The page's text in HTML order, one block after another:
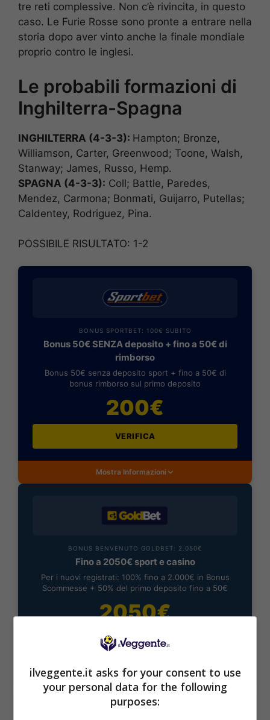
tre reti complessive. Non c’è rivincita, in questo
caso. Le Furie Rosse sono pronte a entrare nella
storia dopo aver vinto anche la finale mondiale
proprio contro le inglesi.
Le probabili formazioni di
Inghilterra-Spagna
INGHILTERRA (4-3-3): Hampton; Bronze,
Williamson, Carter, Greenwood; Toone, Walsh,
Stanway; James, Russo, Hemp.
SPAGNA (4-3-3): Coll; Battle, Paredes,
Mendez, Carmona; Bonmati, Guijarro, Putellas;
Caldentey, Rodriguez, Pina.
POSSIBILE RISULTATO: 1-2
BONUS SPORTBET: 100€ SUBITO
Bonus 50€ SENZA deposito + fino a 50€ di
rimborso
Bonus 50€ senza deposito sport + fino a 50€ di
bonus rimborso sul primo deposito
200€
VERIFICA
Mostra Informazioni
BONUS BENVENUTO GOLDBET: 2.050€
Fino a 2050€ sport e casino
Per i nuovi registrati: 100% fino a 2.000€ in Bonus
Scommesse + 50% del primo deposito fino a 50€
2050€
VERIFICA
Mostra Informazioni
ilveggente.it asks for your consent to use
your personal data for the following
purposes: